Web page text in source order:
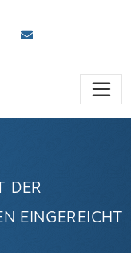
DER
EINGEREICHT